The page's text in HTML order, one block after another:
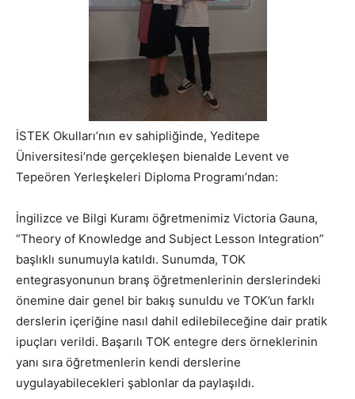
İSTEK Okulları’nın ev sahipliğinde, Yeditepe
Üniversitesi’nde gerçekleşen bienalde Levent ve
Tepeören Yerleşkeleri Diploma Programı’ndan:
İngilizce ve Bilgi Kuramı öğretmenimiz Victoria Gauna,
“Theory of Knowledge and Subject Lesson Integration”
başlıklı sunumuyla katıldı. Sunumda, TOK
entegrasyonunun branş öğretmenlerinin derslerindeki
önemine dair genel bir bakış sunuldu ve TOK’un farklı
derslerin içeriğine nasıl dahil edilebileceğine dair pratik
ipuçları verildi. Başarılı TOK entegre ders örneklerinin
yanı sıra öğretmenlerin kendi derslerine
uygulayabilecekleri şablonlar da paylaşıldı.